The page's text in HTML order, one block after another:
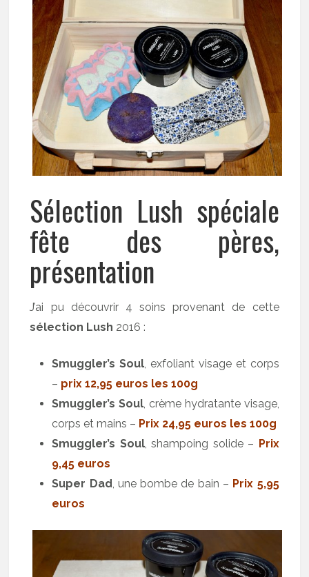
Sélection Lush spéciale
fête des pères,
présentation
J’ai pu découvrir 4 soins provenant de cette
sélection Lush 2016 :
Smuggler’s Soul, exfoliant visage et corps
– prix 12,95 euros les 100g
Smuggler’s Soul, crème hydratante visage,
corps et mains – Prix 24,95 euros les 100g
Smuggler’s Soul, shampoing solide – Prix
9,45 euros
Super Dad, une bombe de bain – Prix 5,95
euros